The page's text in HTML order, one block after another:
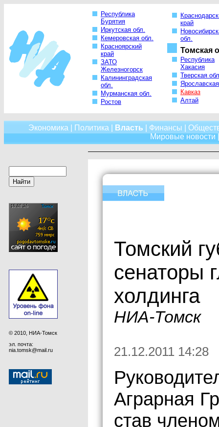
Республика
Бурятия
Иркутская обл.
Кемеровская обл.
Красноярский
край
ЗАТО
Железногорск
Калининградская
обл.
Мурманская обл.
Ростов
край
обл.
Томская
Республика
Хакасия
Тверская
Кавказ
Алтай
Экономика Политика Власть Финансы
Мировые новости
© 2010, НИА-Томск
эл. почта:
nia.tomsk@mail.ru
Томский
сенаторы
холдинга
НИА-Томск
21.12.2011 14:28
Аграрная
став